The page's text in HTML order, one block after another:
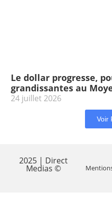
Le dollar progresse,
grandissantes au
24 juillet 2026
Voir
2025 | Direct
Medias ©